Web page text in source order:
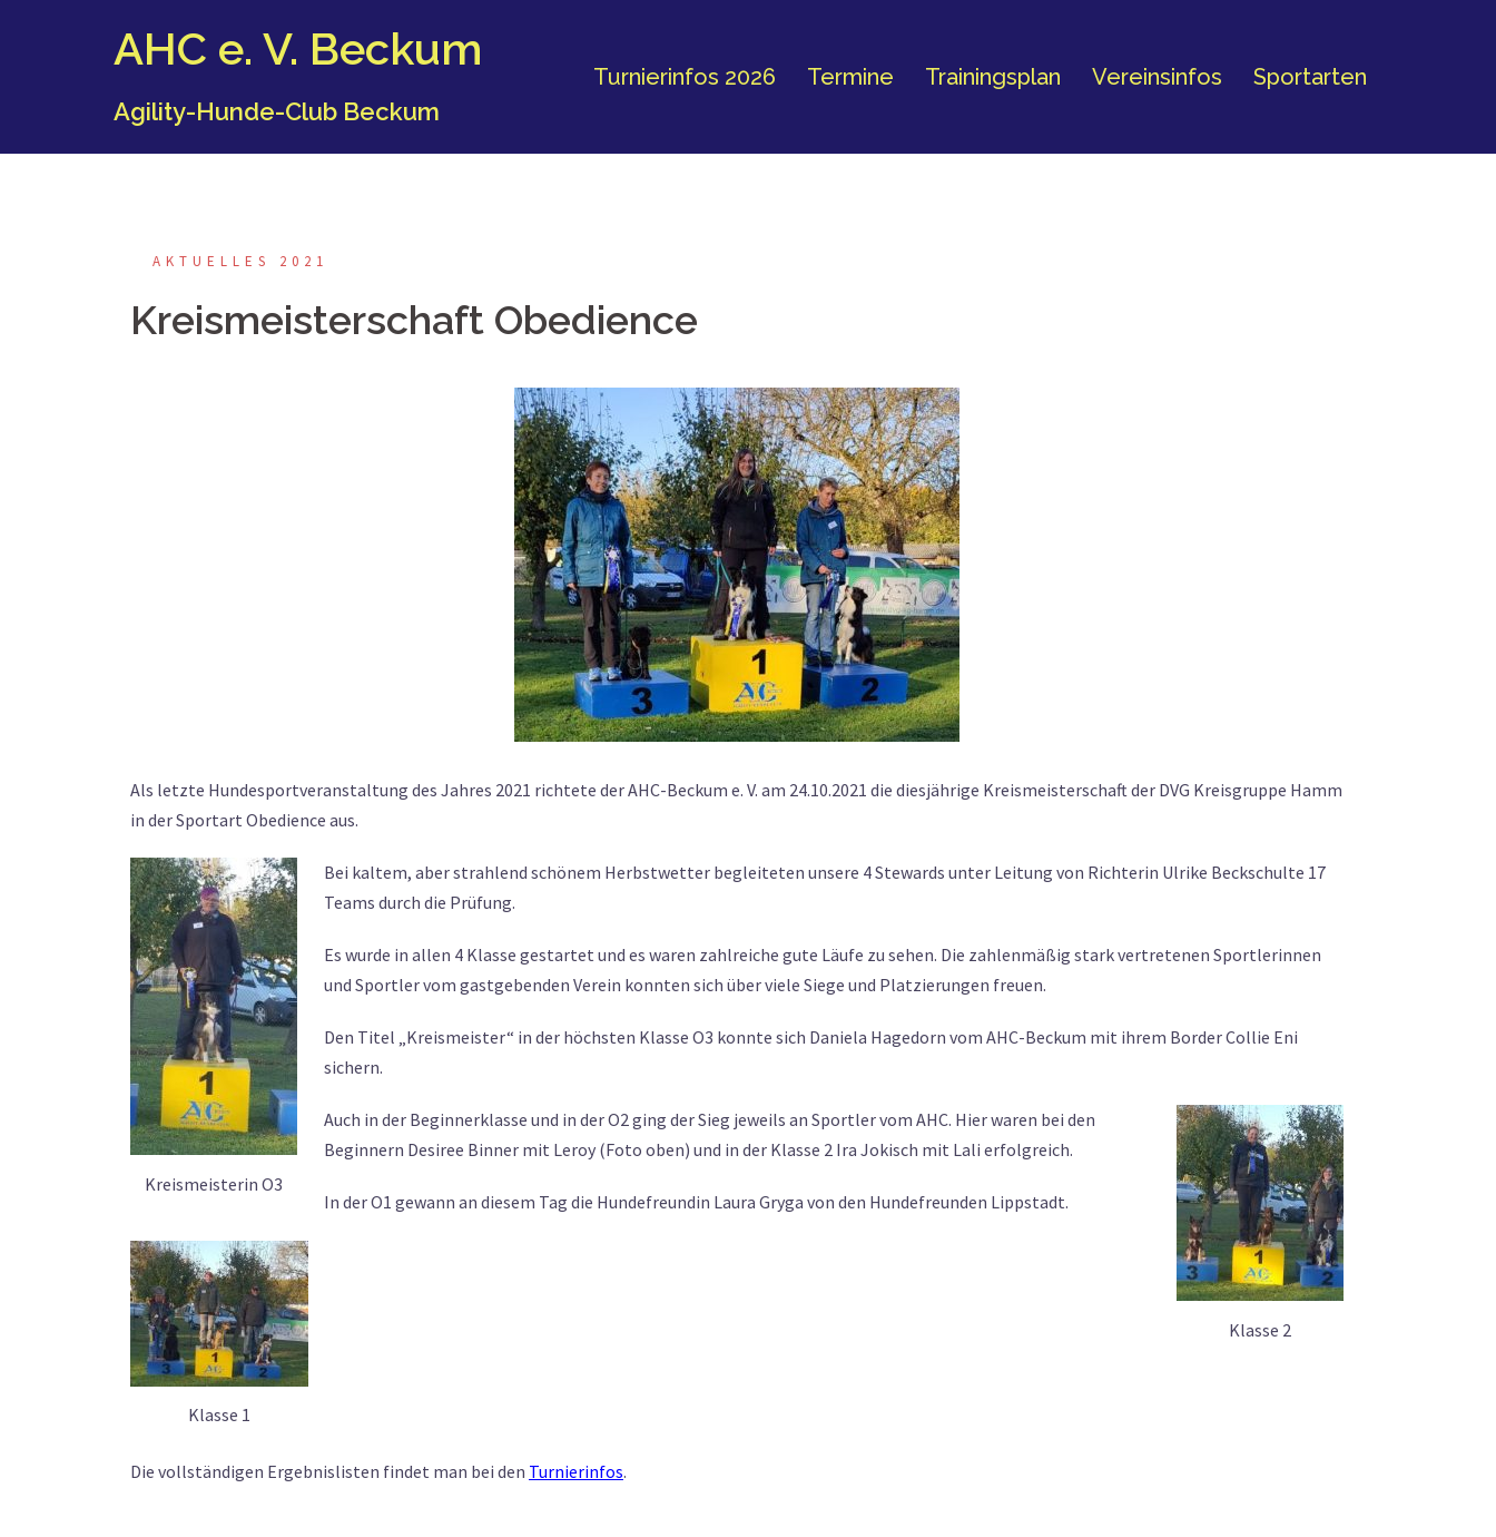
AHC e. V. Beckum
Agility-Hunde-Club Beckum
Turnierinfos 2026 Termine Trainingsplan Vereinsinfos Sportarten
AKTUELLES 2021
Kreismeisterschaft Obedience
Als letzte Hundesportveranstaltung des Jahres 2021 richtete der AHC-Beckum e. V. am 24.10.2021 die diesjährige Kreismeisterschaft der DVG Kreisgruppe Hamm
in der Sportart Obedience aus.
Kreismeisterin O3
Bei kaltem, aber strahlend schönem Herbstwetter begleiteten unsere 4 Stewards unter Leitung von Richterin Ulrike Beckschulte 17
Teams durch die Prüfung.
Es wurde in allen 4 Klasse gestartet und es waren zahlreiche gute Läufe zu sehen. Die zahlenmäßig stark vertretenen Sportlerinnen
und Sportler vom gastgebenden Verein konnten sich über viele Siege und Platzierungen freuen.
Den Titel „Kreismeister“ in der höchsten Klasse O3 konnte sich Daniela Hagedorn vom AHC-Beckum mit ihrem Border Collie Eni
sichern.
Klasse 2
Auch in der Beginnerklasse und in der O2 ging der Sieg jeweils an Sportler vom AHC. Hier waren bei den
Beginnern Desiree Binner mit Leroy (Foto oben) und in der Klasse 2 Ira Jokisch mit Lali erfolgreich.
In der O1 gewann an diesem Tag die Hundefreundin Laura Gryga von den Hundefreunden Lippstadt.
Klasse 1
Die vollständigen Ergebnislisten findet man bei den Turnierinfos.